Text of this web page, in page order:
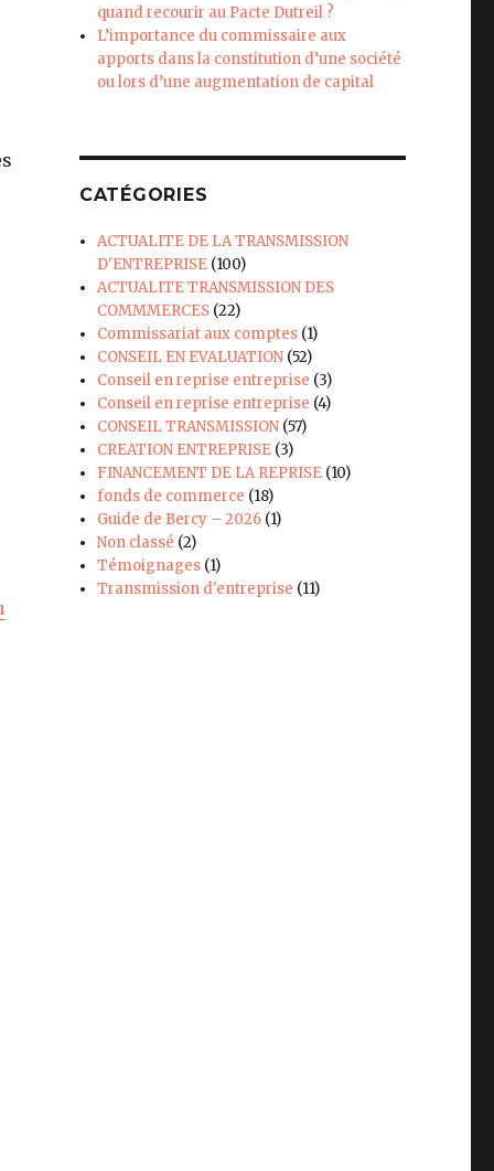
quand recourir au Pacte Dutreil ?
L’importance du commissaire aux
apports dans la constitution d’une société
ou lors d’une augmentation de capital
CATÉGORIES
ACTUALITE DE LA TRANSMISSION
D'ENTREPRISE (100)
ACTUALITE TRANSMISSION DES
COMMMERCES (22)
Commissariat aux comptes (1)
CONSEIL EN EVALUATION (52)
Conseil en reprise entreprise (3)
Conseil en reprise entreprise (4)
CONSEIL TRANSMISSION (57)
CREATION ENTREPRISE (3)
FINANCEMENT DE LA REPRISE (10)
fonds de commerce (18)
Guide de Bercy – 2026 (1)
Non classé (2)
Témoignages (1)
Transmission d'entreprise (11)